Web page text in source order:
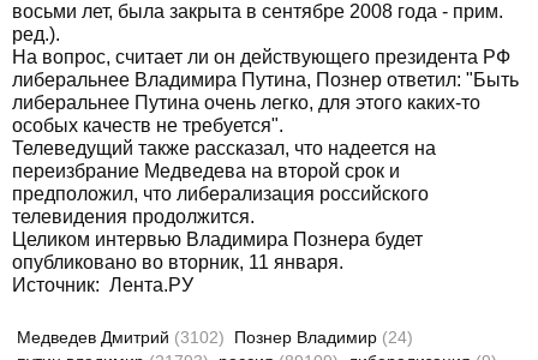
восьми лет, была закрыта в сентябре 2008 года - прим.
ред.).
На вопрос, считает ли он действующего президента РФ
либеральнее Владимира Путина, Познер ответил: "Быть
либеральнее Путина очень легко, для этого каких-то
особых качеств не требуется".
Телеведущий также рассказал, что надеется на
переизбрание Медведева на второй срок и
предположил, что либерализация российского
телевидения продолжится.
Целиком интервью Владимира Познера будет
опубликовано во вторник, 11 января.
Источник: Лента.РУ
Медведев Дмитрий (3102) Познер Владимир (24)